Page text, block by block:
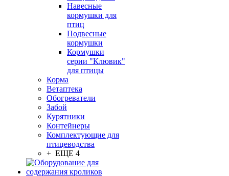
Навесные
кормушки для
птиц
Подвесные
кормушки
Кормушки
серии "Клювик"
для птицы
Корма
Ветаптека
Обогреватели
Забой
Курятники
Контейнеры
Комплектующие для
птицеводства
+ ЕЩЕ 4